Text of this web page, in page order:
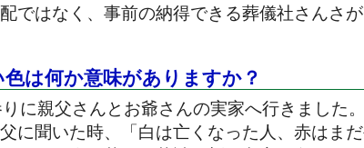
ではなく、事前の納得できる葬儀社さんさ
は何か意味がありますか？
に親父さんとお爺さんの実家へ行きました
に聞いた時、「白は亡くなった人、赤はま